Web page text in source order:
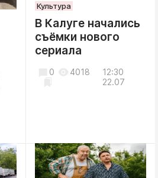
Культура
В Калуге начались
съёмки нового
сериала
12:30
22.07
0 4018